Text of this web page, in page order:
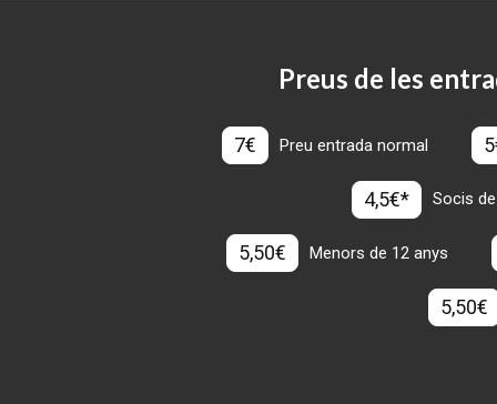
Preus de les
7€ Preu entrada normal
4,5€* Socis
5,50€ Menors de 12 anys
5,50€